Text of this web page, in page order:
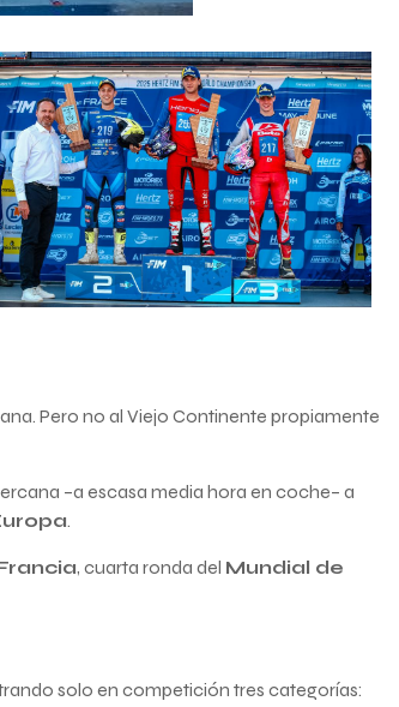
Pero no al Viejo Continente propiamente
–a escasa media hora en coche– a
.
, cuarta ronda del Mundial de
solo en competición tres categorías: